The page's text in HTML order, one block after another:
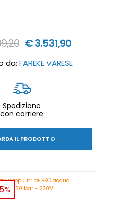
€ 3.531,90
da:FAREKE VARESE
Spedizione
con corriere
IL PRODOTTO